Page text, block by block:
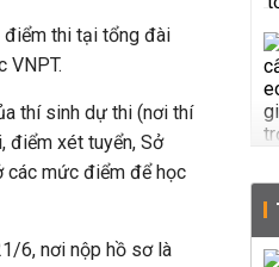
điểm thi tại tổng đài
VNPT.
thí sinh dự thi (nơi thí
điểm xét tuyển, Sở
các mức điểm để học
6, nơi nộp hồ sơ là